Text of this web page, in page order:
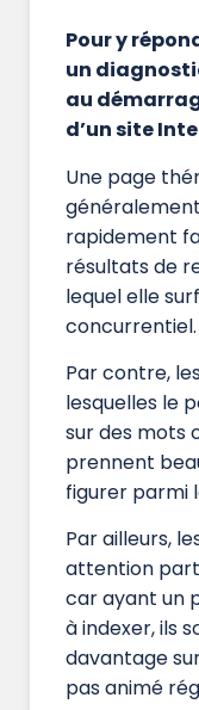
Pour y
un
au
d’un site
Une page
rapidement
résultats de
lequel elle
concurrentiel.
Par contre,
lesquelles le
sur des mots
prennent
figurer parmi
Par ailleurs,
attention
car ayant un
à indexer, ils
davantage
pas animé